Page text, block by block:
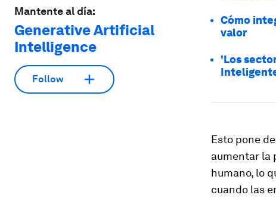
Mantente al día:
Generative Artificial
Intelligence
Follow
Cómo
valor
'Los
Esto pone
aumentar la
humano, lo
cuando las